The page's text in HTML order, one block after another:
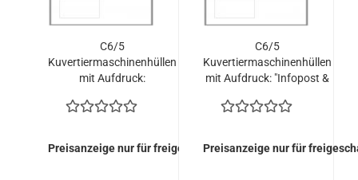
C6/5
Kuvertiermaschinenhüllen
mit Aufdruck:
(4.000 Kuverts = 118,00
Preisanzeige nur für freigeschaltete Kunden
C6/5
Kuvertiermaschinenhüllen
mit Aufdruck: "Infopost &
mit Fenster (4.000
Preisanzeige nur für